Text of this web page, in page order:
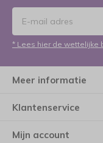
* Lees hier de wettelijke
Meer informatie
Klantenservice
Mijn account